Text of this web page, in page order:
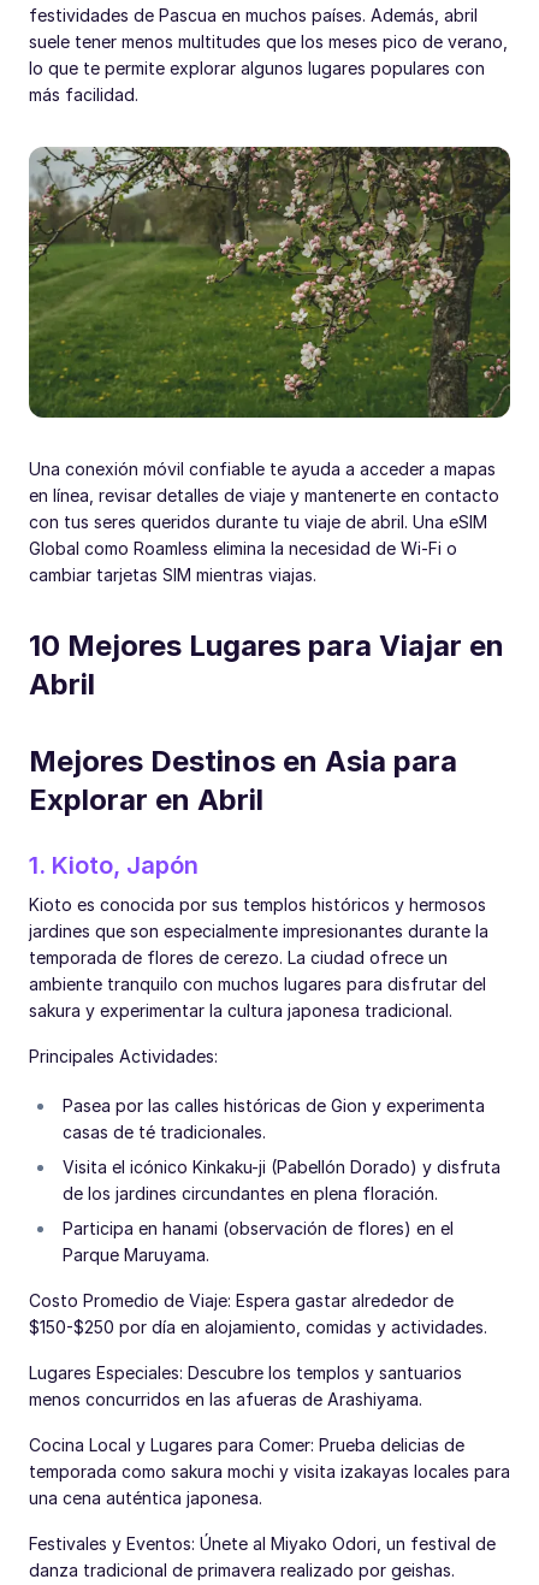
festividades de Pascua en muchos países. Además, abril
suele tener menos multitudes que los meses pico de verano,
lo que te permite explorar algunos lugares populares con
más facilidad.
Una conexión móvil confiable te ayuda a acceder a mapas
en línea, revisar detalles de viaje y mantenerte en contacto
con tus seres queridos durante tu viaje de abril. Una eSIM
Global como Roamless elimina la necesidad de Wi-Fi o
cambiar tarjetas SIM mientras viajas.
10 Mejores Lugares para Viajar en
Abril
Mejores Destinos en Asia para
Explorar en Abril
1. Kioto, Japón
Kioto es conocida por sus templos históricos y hermosos
jardines que son especialmente impresionantes durante la
temporada de flores de cerezo. La ciudad ofrece un
ambiente tranquilo con muchos lugares para disfrutar del
sakura y experimentar la cultura japonesa tradicional.
Principales Actividades:
Pasea por las calles históricas de Gion y experimenta
casas de té tradicionales.
Visita el icónico Kinkaku-ji (Pabellón Dorado) y disfruta
de los jardines circundantes en plena floración.
Participa en hanami (observación de flores) en el
Parque Maruyama.
Costo Promedio de Viaje: Espera gastar alrededor de
$150-$250 por día en alojamiento, comidas y actividades.
Lugares Especiales: Descubre los templos y santuarios
menos concurridos en las afueras de Arashiyama.
Cocina Local y Lugares para Comer: Prueba delicias de
temporada como sakura mochi y visita izakayas locales para
una cena auténtica japonesa.
Festivales y Eventos: Únete al Miyako Odori, un festival de
danza tradicional de primavera realizado por geishas.